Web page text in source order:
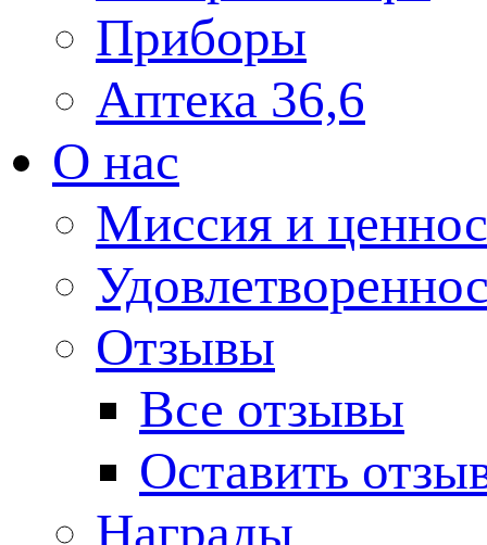
Приборы
Аптека 36,6
О нас
Миссия и
Отзывы
Все отзывы
Оставить
Награды